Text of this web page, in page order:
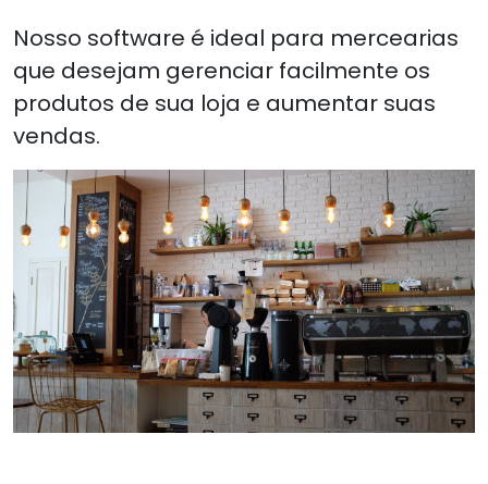
Nosso software é ideal para mercearias
que desejam gerenciar facilmente os
produtos de sua loja e aumentar suas
vendas.